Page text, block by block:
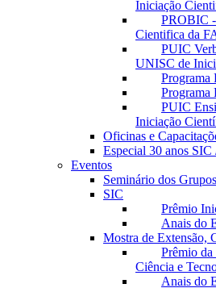
Iniciação
PROBIC
Cientifica da
PUIC
UNISC de
Programa
PUIC
Iniciação
Oficinas e
Especial 30 anos SIC
Eventos
Seminário dos
SIC
Prêmio
Anais do
Mostra de Extensão,
Prêmio da
Ciência e
Anais do